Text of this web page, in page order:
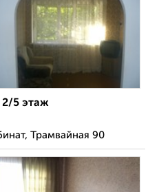
5 этаж
Трамвайная 90